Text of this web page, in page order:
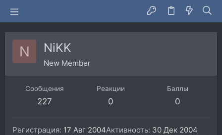
N NiKK
New Member
Сообщения
227
Реакции
0
Баллы
0
Регистрация 17 Авг 2004Активность 30 Дек 2004